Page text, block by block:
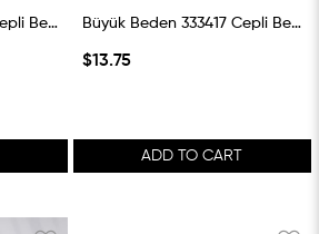
Büyük Beden 333417 Cepli Beli Lastikli Kapri Yeşil Büyük Beden 333417 Cepli Beli Lastikli Kapri Bej
$13.75
ADD TO CART